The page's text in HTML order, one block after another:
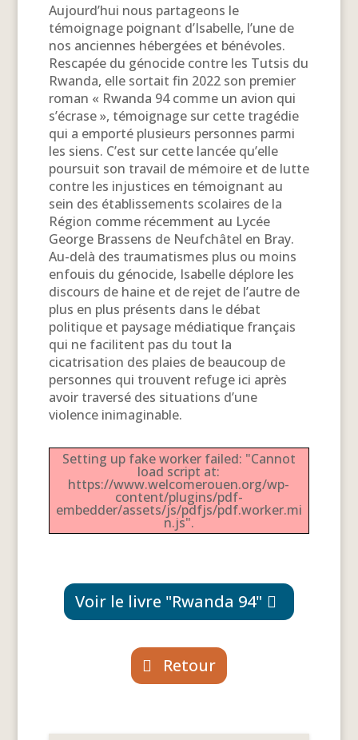
Aujourd’hui nous partageons le
témoignage poignant d’Isabelle, l’une de
nos anciennes hébergées et bénévoles.
Rescapée du génocide contre les Tutsis du
Rwanda, elle sortait fin 2022 son premier
roman « Rwanda 94 comme un avion qui
s’écrase », témoignage sur cette tragédie
qui a emporté plusieurs personnes parmi
les siens. C’est sur cette lancée qu’elle
poursuit son travail de mémoire et de lutte
contre les injustices en témoignant au
sein des établissements scolaires de la
Région comme récemment au Lycée
George Brassens de Neufchâtel en Bray.
Au-delà des traumatismes plus ou moins
enfouis du génocide, Isabelle déplore les
discours de haine et de rejet de l’autre de
plus en plus présents dans le débat
politique et paysage médiatique français
qui ne facilitent pas du tout la
cicatrisation des plaies de beaucoup de
personnes qui trouvent refuge ici après
avoir traversé des situations d’une
violence inimaginable.
Setting up fake worker failed: "Cannot
load script at:
https://www.welcomerouen.org/wp-
content/plugins/pdf-
embedder/assets/js/pdfjs/pdf.worker.mi
n.js".
Voir le livre "Rwanda 94"
Retour